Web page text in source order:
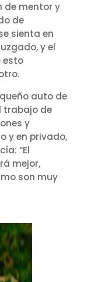
de mentor y
de
sienta en
y el
esto
auto de
trabajo de
y
y en privado,
“El
mejor,
son muy